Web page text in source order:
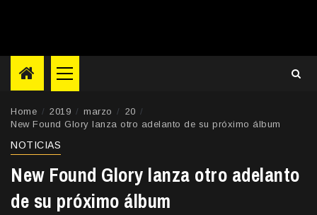
Primary
Menu
Home 2019 marzo
20
New Found Glory lanza otro adelanto de su próximo álbum
NOTICIAS
New Found Glory lanza otro adelanto
de su próximo álbum